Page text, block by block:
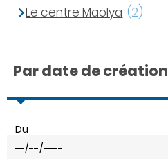
Le centre Maolya (2)
Par date de création
Du